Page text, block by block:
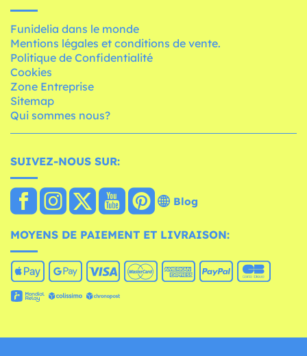
Funidelia dans le monde
Mentions légales et conditions de vente.
Politique de Confidentialité
Cookies
Zone Entreprise
Sitemap
Qui sommes nous?
SUIVEZ-NOUS SUR:
Blog
MOYENS DE PAIEMENT ET LIVRAISON: